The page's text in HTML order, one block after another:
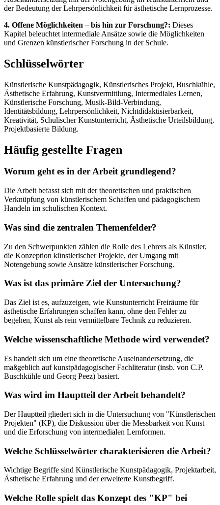
der Bedeutung der Lehrpersönlichkeit für ästhetische Lernprozesse.
4. Offene Möglichkeiten – bis hin zur Forschung?: Dieses
Kapitel beleuchtet intermediale Ansätze sowie die Möglichkeiten
und Grenzen künstlerischer Forschung in der Schule.
Schlüsselwörter
Künstlerische Kunstpädagogik, Künstlerisches Projekt, Buschkühle,
Ästhetische Erfahrung, Kunstvermittlung, Intermediales Lernen,
Künstlerische Forschung, Musik-Bild-Verbindung,
Identitätsbildung, Lehrpersönlichkeit, Nichtdidaktisierbarkeit,
Kreativität, Schulischer Kunstunterricht, Ästhetische Urteilsbildung,
Projektbasierte Bildung.
Häufig gestellte Fragen
Worum geht es in der Arbeit grundlegend?
Die Arbeit befasst sich mit der theoretischen und praktischen
Verknüpfung von künstlerischem Schaffen und pädagogischem
Handeln im schulischen Kontext.
Was sind die zentralen Themenfelder?
Zu den Schwerpunkten zählen die Rolle des Lehrers als Künstler,
die Konzeption künstlerischer Projekte, der Umgang mit
Notengebung sowie Ansätze künstlerischer Forschung.
Was ist das primäre Ziel der Untersuchung?
Das Ziel ist es, aufzuzeigen, wie Kunstunterricht Freiräume für
ästhetische Erfahrungen schaffen kann, ohne den Fehler zu
begehen, Kunst als rein vermittelbare Technik zu reduzieren.
Welche wissenschaftliche Methode wird verwendet?
Es handelt sich um eine theoretische Auseinandersetzung, die
maßgeblich auf kunstpädagogischer Fachliteratur (insb. von C.P.
Buschkühle und Georg Peez) basiert.
Was wird im Hauptteil der Arbeit behandelt?
Der Hauptteil gliedert sich in die Untersuchung von "Künstlerischen
Projekten" (KP), die Diskussion über die Messbarkeit von Kunst
und die Erforschung von intermedialen Lernformen.
Welche Schlüsselwörter charakterisieren die Arbeit?
Wichtige Begriffe sind Künstlerische Kunstpädagogik, Projektarbeit,
Ästhetische Erfahrung und der erweiterte Kunstbegriff.
Welche Rolle spielt das Konzept des "KP" bei